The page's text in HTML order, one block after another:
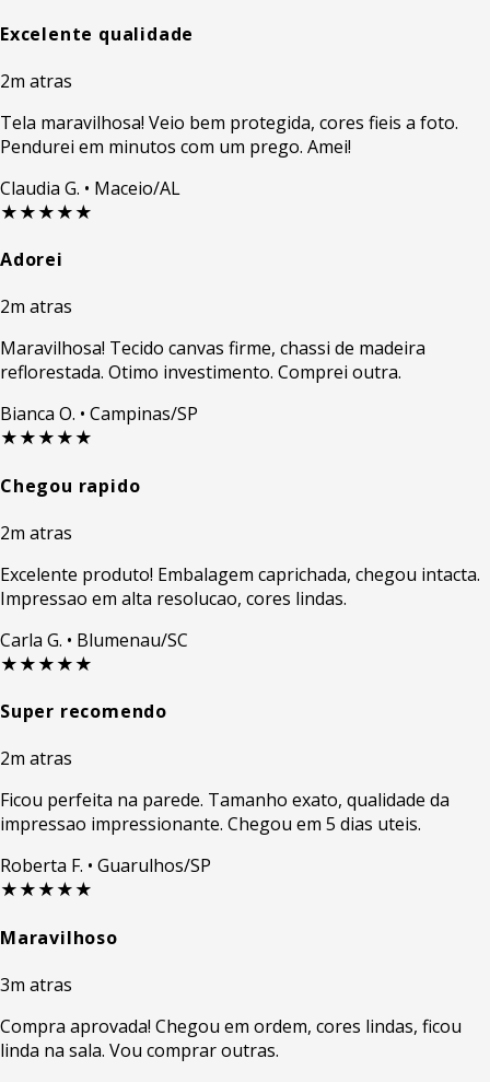
Excelente qualidade
2m atras
Tela maravilhosa! Veio bem protegida, cores fieis a foto.
Pendurei em minutos com um prego. Amei!
Claudia G. • Maceio/AL
★★★★★
Adorei
2m atras
Maravilhosa! Tecido canvas firme, chassi de madeira
reflorestada. Otimo investimento. Comprei outra.
Bianca O. • Campinas/SP
★★★★★
Chegou rapido
2m atras
Excelente produto! Embalagem caprichada, chegou intacta.
Impressao em alta resolucao, cores lindas.
Carla G. • Blumenau/SC
★★★★★
Super recomendo
2m atras
Ficou perfeita na parede. Tamanho exato, qualidade da
impressao impressionante. Chegou em 5 dias uteis.
Roberta F. • Guarulhos/SP
★★★★★
Maravilhoso
3m atras
Compra aprovada! Chegou em ordem, cores lindas, ficou
linda na sala. Vou comprar outras.